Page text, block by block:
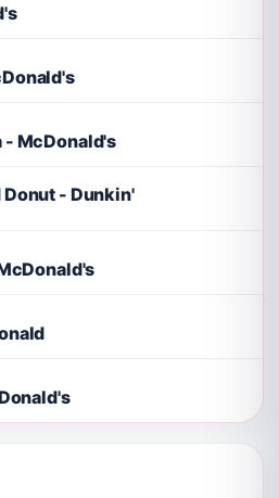
McDonald's
- Dunkin'